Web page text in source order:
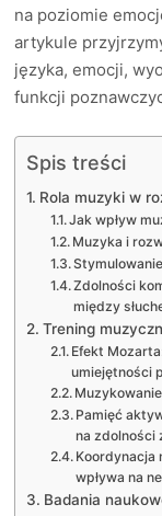
na poziomie
artykule
języka, emocji,
funkcji
Spis treści
Rola muzyki w
Jak wpływ
Muzyka i
Zdolności
między
Trening
Efekt
umiejętności
Pamięć
na zdolności
Koordynacja
wpływa na
Badania